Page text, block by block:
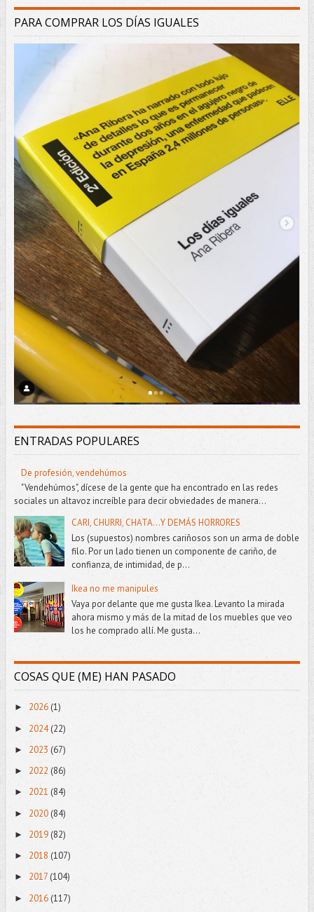
PARA COMPRAR LOS DÍAS IGUALES
ENTRADAS POPULARES
De profesión, vendehúmos
"Vendehúmos", dícese de la gente que ha encontrado en las redes
sociales un altavoz increíble para decir obviedades de manera...
CARI, CHURRI, CHATA...Y DEMÁS HORRORES
Los (supuestos) nombres cariñosos son un arma de doble
filo. Por un lado tienen un componente de cariño, de
confianza, de intimidad, de p...
Ikea no me manipules
Vaya por delante que me gusta Ikea. Levanto la mirada
ahora mismo y más de la mitad de los muebles que veo
los he comprado allí. Me gusta...
COSAS QUE (ME) HAN PASADO
► 2026 (1)
► 2024(22)
► 2023 (67)
► 2022 (86)
► 2021 (84)
► 2020 (84)
► 2019(82)
► 2018 (107)
► 2017 (104)
► 2016(117)